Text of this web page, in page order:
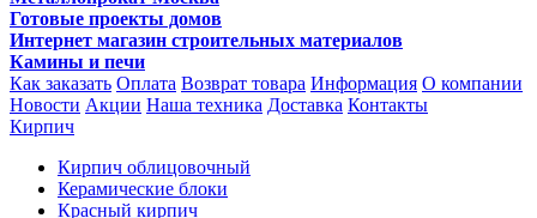
Готовые проекты домов
Интернет магазин строительных материалов
Камины и печи
Как заказать Оплата Возврат товара Информация О компании
Новости Акции Наша техника Доставка Контакты
Кирпич
Кирпич облицовочный
Керамические блоки
Красный кирпич